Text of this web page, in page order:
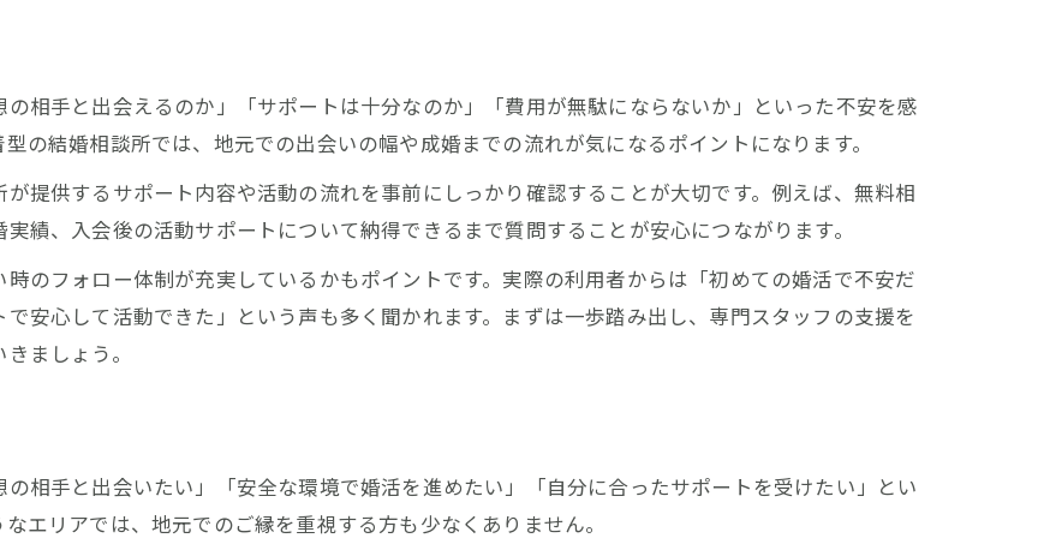
相手と出会えるのか」「サポートは十分なのか」「費用が無駄にならないか」といった不安を感
の結婚相談所では、地元での出会いの幅や成婚までの流れが気になるポイントになります。
提供するサポート内容や活動の流れを事前にしっかり確認することが大切です。例えば、無料相
績、入会後の活動サポートについて納得できるまで質問することが安心につながります。
のフォロー体制が充実しているかもポイントです。実際の利用者からは「初めての婚活で不安だ
安心して活動できた」という声も多く聞かれます。まずは一歩踏み出し、専門スタッフの支援を
ましょう。
相手と出会いたい」「安全な環境で婚活を進めたい」「自分に合ったサポートを受けたい」とい
エリアでは、地元でのご縁を重視する方も少なくありません。